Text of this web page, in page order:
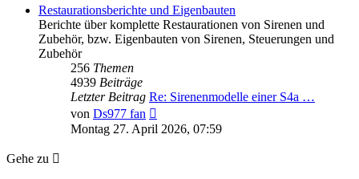
Restaurationsberichte und Eigenbauten
Berichte über komplette Restaurationen von Sirenen und
Zubehör, bzw. Eigenbauten von Sirenen, Steuerungen und
Zubehör
256 Themen
4939 Beiträge
Letzter Beitrag Re: Sirenenmodelle einer S4a …
von Ds977 fan
Beitrag
Montag 27. April 2026, 07:59
Gehe zu